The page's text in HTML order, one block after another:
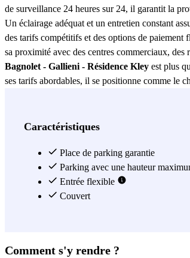
de surveillance 24 heures sur 24, il garantit la
Un éclairage adéquat et un entretien constant
des tarifs compétitifs et des options de paiement
sa proximité avec des centres commerciaux,
Bagnolet - Gallieni - Résidence Kley est plus
ses tarifs abordables, il se positionne comme le
Caractéristiques
Place de parking garantie
Parking avec une hauteur
Entrée flexible
Couvert
Comment s'y rendre ?